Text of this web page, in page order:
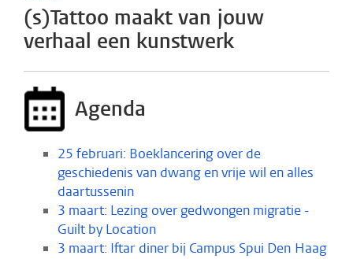
(s)Tattoo maakt van jouw
verhaal een kunstwerk
Agenda
25 februari: Boeklancering over de
geschiedenis van dwang en vrije wil en alles
daartussenin
3 maart: Lezing over gedwongen migratie -
Guilt by Location
3 maart: Iftar diner bij Campus Spui Den Haag